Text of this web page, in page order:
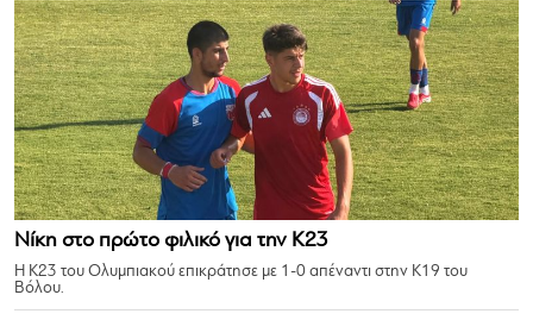
Νίκη στο πρώτο φιλικό για την Κ23
Η Κ23 του Ολυμπιακού επικράτησε με 1-0 απέναντι στην Κ19 του
Βόλου.